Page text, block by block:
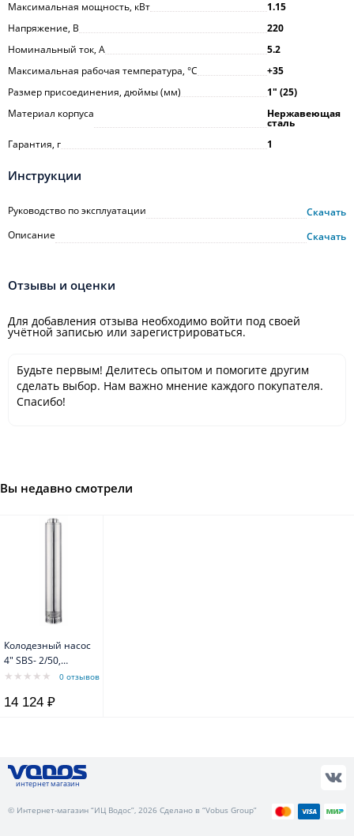
Максимальная мощность, кВт
1.15
Напряжение, В
220
Номинальный ток, А
5.2
Максимальная рабочая температура, °С
+35
Размер присоединения, дюймы (мм)
1ʺ (25)
Материал корпуса
Нержавеющая
сталь
Гарантия, г
1
Инструкции
Руководство по эксплуатации
Скачать
Описание
Скачать
Отзывы и оценки
Для добавления отзыва необходимо войти под своей
учётной записью или зарегистрироваться.
Будьте первым! Делитесь опытом и помогите другим
сделать выбор. Нам важно мнение каждого покупателя.
Спасибо!
Вы недавно смотрели
Колодезный насос
4" SBS- 2/50,
0,75kW, Q=2 м3/ч,
Hz, тм WATERSTRY
0 отзывов
14 124 ₽
интернет магазин
© Интернет-магазин “ИЦ Водос”, 2026 Сделано в “Vobus Group”